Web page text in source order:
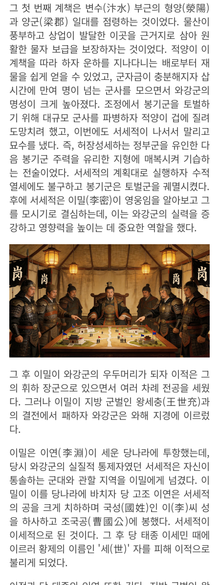
그 첫 번째 계책은 변수(汴水) 부근의 형양(滎陽)
과 양군(梁郡) 일대를 점령하는 것이었다. 물산이
풍부하고 상업이 발달한 이곳을 근거지로 삼아 원
활한 물자 보급을 보장하자는 것이었다. 적양이 이
계책을 따라 하자 운하를 지나다니는 배로부터 재
물을 쉽게 얻을 수 있었고, 군자금이 충분해지자 삽
시간에 만여 명이 넘는 군사를 모으면서 와강군의
명성이 크게 높아졌다. 조정에서 봉기군을 토벌하
기 위해 대규모 군사를 파병하자 적양이 겁에 질려
도망치려 했고, 이번에도 서세적이 나서서 말리고
묘수를 냈다. 즉, 허장성세하는 정부군을 유인한 다
음 봉기군 주력을 유리한 지형에 매복시켜 기습하
는 전술이었다. 서세적의 계획대로 실행하자 수적
열세에도 불구하고 봉기군은 토벌군을 궤멸시켰다.
후에 서세적은 이밀(李密)이 영웅임을 알아보고 그
를 모시기로 결심하는데, 이는 와강군의 실력을 증
강하고 영향력을 높이는 데 중요한 역할을 했다.
그 후 이밀이 와강군의 우두머리가 되자 이적은 그
의 휘하 장군으로 있으면서 여러 차례 전공을 세웠
다. 그러나 이밀이 지방 군벌인 왕세충(王世充)과
의 결전에서 패하자 와강군은 와해 지경에 이르렀
다.
이밀은 이연(李淵)이 세운 당나라에 투항했는데,
당시 와강군의 실질적 통제자였던 서세적은 자신이
통솔하는 군대와 관할 지역을 이밀에게 넘겼다. 이
밀이 이를 당나라에 바치자 당 고조 이연은 서세적
의 공을 크게 치하하며 국성(國姓)인 이(李)씨 성
을 하사하고 조국공(曹國公)에 봉했다. 서세적이
이세적으로 된 것이다. 그 후 당 태종 이세민 때에
이르러 황제의 이름인 '세(世)' 자를 피해 이적으로
불리게 되었다.